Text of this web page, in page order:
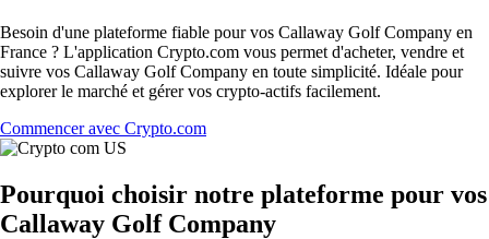
Besoin d'une plateforme fiable pour vos Callaway Golf Company en
France ? L'application Crypto.com vous permet d'acheter, vendre et
suivre vos Callaway Golf Company en toute simplicité. Idéale pour
explorer le marché et gérer vos crypto-actifs facilement.
Commencer avec Crypto.com
Pourquoi choisir notre plateforme pour vos
Callaway Golf Company